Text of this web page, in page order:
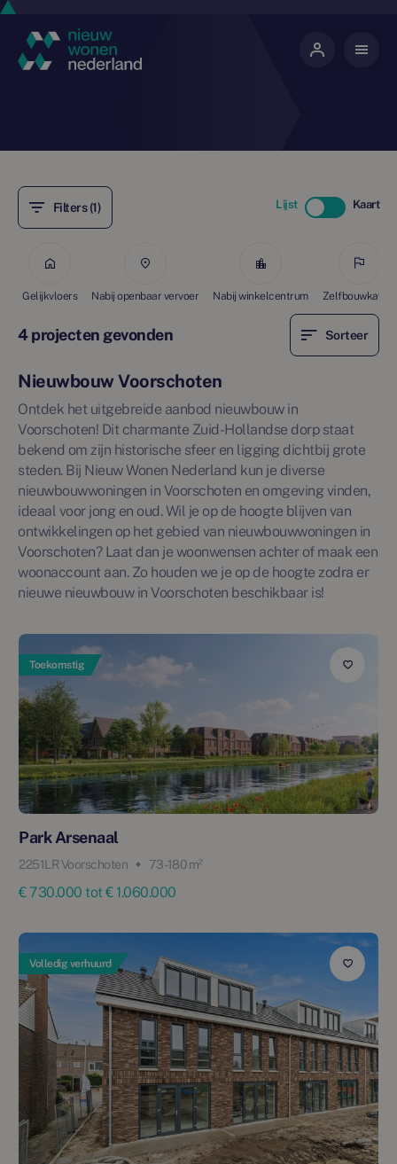
Filters (1) Lijst Kaart
Gelijkvloers Nabij openbaar vervoer Nabij winkelcentrum Zelfbouwkavels
4 projecten gevonden Sorteer
Nieuwbouw Voorschoten
Ontdek het uitgebreide aanbod nieuwbouw in
Voorschoten! Dit charmante Zuid-Hollandse dorp staat
bekend om zijn historische sfeer en ligging dichtbij grote
steden. Bij Nieuw Wonen Nederland kun je diverse
nieuwbouwwoningen in Voorschoten en omgeving vinden,
ideaal voor jong en oud. Wil je op de hoogte blijven van
ontwikkelingen op het gebied van nieuwbouwwoningen in
Voorschoten? Laat dan je woonwensen achter of maak een
woonaccount aan. Zo houden we je op de hoogte zodra er
nieuwe nieuwbouw in Voorschoten beschikbaar is!
Toekomstig
Park Arsenaal
2251LR Voorschoten 73 - 180 m²
€ 730.000 tot € 1.060.000
Volledig verhuurd